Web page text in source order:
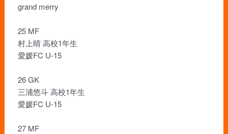
grand merry
25 MF
村上晴 高校1年生
愛媛FC U-15
26 GK
三浦悠斗 高校1年生
愛媛FC U-15
27 MF